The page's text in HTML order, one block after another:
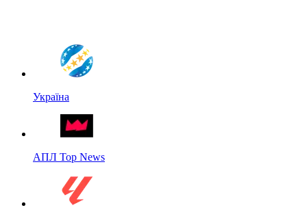
Україна
АПЛ Top News